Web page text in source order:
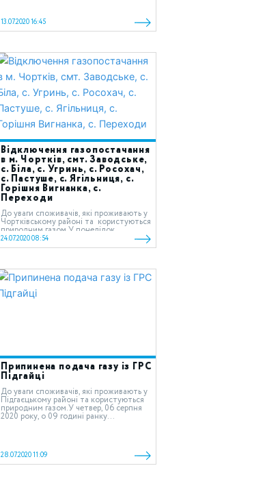
13.07.2020 16:45
Відключення газопостачання
в м. Чортків, смт. Заводське,
с. Біла, с. Угринь, с. Росохач,
с. Пастуше, с. Ягільниця, с.
Горішня Вигнанка, с.
Переходи
До уваги споживачів, які проживають у
Чортківському районі та користуються
природним газом.У понеділок...
24.07.2020 08:54
Припинена подача газу із ГРС
Підгайці
До уваги споживачів, які проживають у
Підгаєцькому районі та користуються
природним газом.У четвер, 06 серпня
2020 року, о 09 годині ранку...
28.07.2020 11:09